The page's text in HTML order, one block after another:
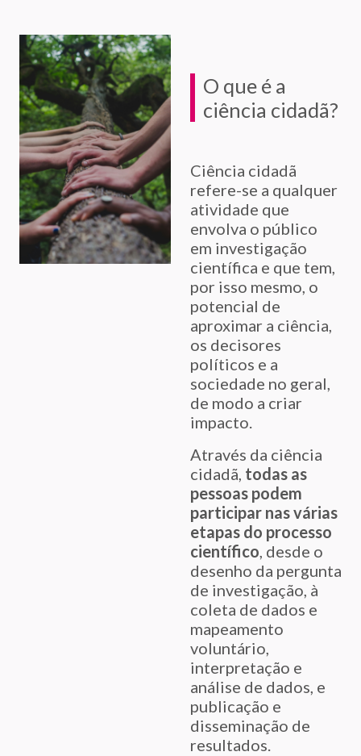
O que é a
ciência cidadã?
Ciência cidadã
refere-se a qualquer
atividade que
envolva o público
em investigação
científica e que tem,
por isso mesmo, o
potencial de
aproximar a ciência,
os decisores
políticos e a
sociedade no geral,
de modo a criar
impacto.
Através da ciência
cidadã, todas as
pessoas podem
participar nas várias
etapas do processo
científico, desde o
desenho da pergunta
de investigação, à
coleta de dados e
mapeamento
voluntário,
interpretação e
análise de dados, e
publicação e
disseminação de
resultados.